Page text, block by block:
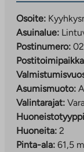
Osoite:
Asuinalue:
Postinumero:
Asumismuoto:
Valintarajat:
Huoneita: 2
Pinta-ala: 61,5